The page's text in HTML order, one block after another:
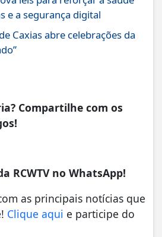
e a segurança digital
Caxias abre celebrações da
Compartilhe com os
RCWTV no WhatsApp!
as principais notícias que
Clique aqui e participe do